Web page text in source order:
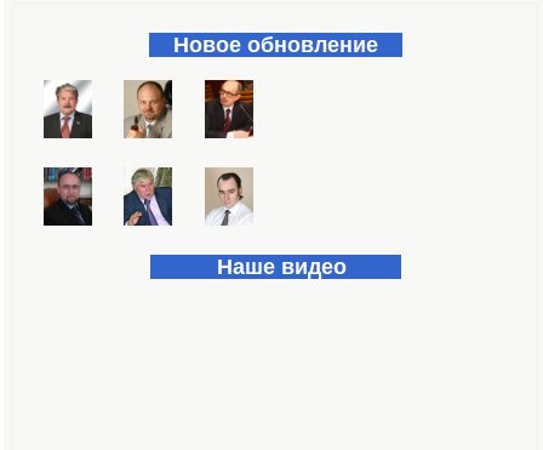
Новое обновление
Наше видео